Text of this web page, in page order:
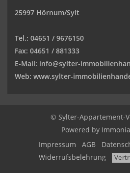
25997 Hörnum/Sylt
Tel.: 04651 / 9676150
Fax: 04651 / 881333
E-Mail: info@sylter-
Web: www.sylter-
© Sylter-Appartement-
Powered by
Impressum
AGB
Widerrufsbelehrung